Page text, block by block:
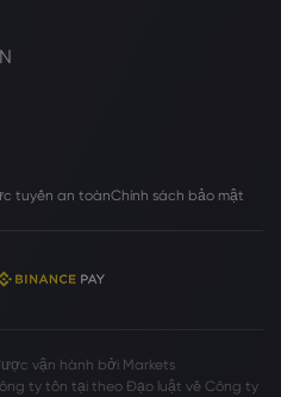
tuyến an toànChính sách bảo mật
vận hành bởi Markets
ty tồn tại theo Đạo luật về Công ty